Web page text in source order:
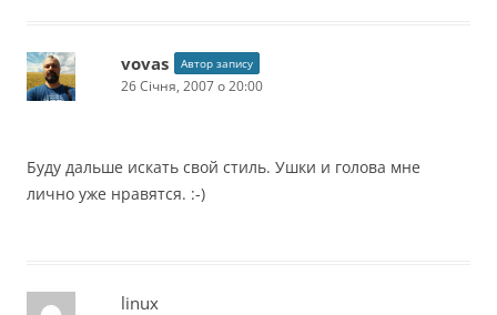
vovas Автор запису
26 Січня, 2007 о 20:00
Буду дальше искать свой стиль. Ушки и голова мне
лично уже нравятся. :-)
linux